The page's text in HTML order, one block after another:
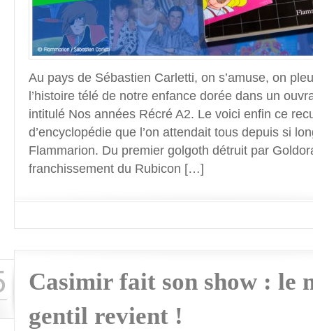
Au pays de Sébastien Carletti, on s’amuse, on
l’histoire télé de notre enfance dorée dans un
intitulé Nos années Récré A2. Le voici enfin ce
d’encyclopédie que l’on attendait tous depuis si
Flammarion. Du premier golgoth détruit par
franchissement du Rubicon […]
Casimir fait son show : le
gentil revient !